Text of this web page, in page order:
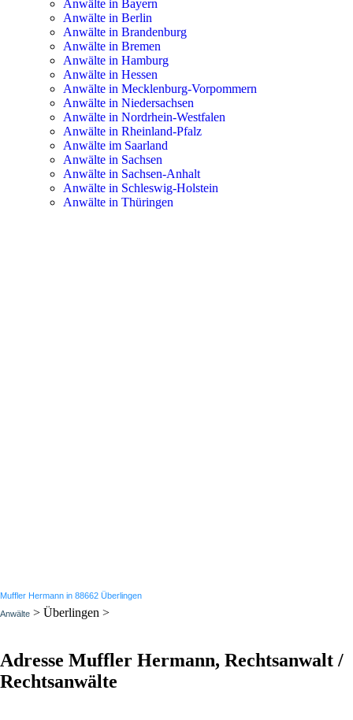
Anwälte in Bayern
Anwälte in Berlin
Anwälte in Brandenburg
Anwälte in Bremen
Anwälte in Hamburg
Anwälte in Hessen
Anwälte in Mecklenburg-Vorpommern
Anwälte in Niedersachsen
Anwälte in Nordrhein-Westfalen
Anwälte in Rheinland-Pfalz
Anwälte im Saarland
Anwälte in Sachsen
Anwälte in Sachsen-Anhalt
Anwälte in Schleswig-Holstein
Anwälte in Thüringen
Muffler Hermann in 88662 Überlingen
Anwälte > Überlingen >
Adresse Muffler Hermann, Rechtsanwalt /
Rechtsanwälte